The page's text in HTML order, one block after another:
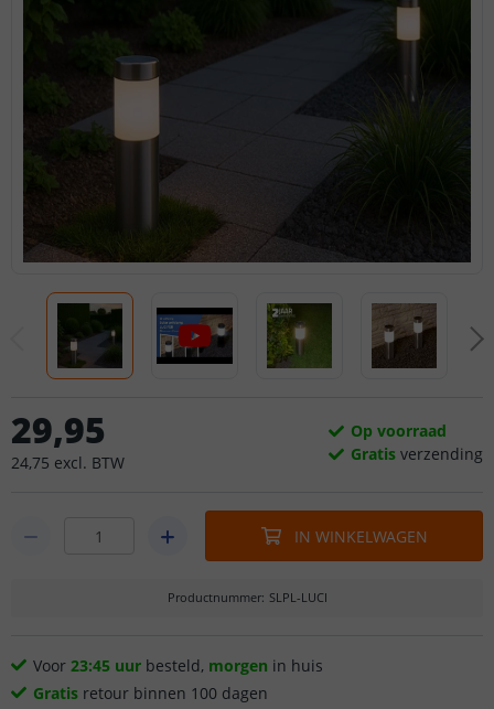
29,95
24,75 excl. BTW
Op voorraad
Gratis verzending
IN WINKELWAGEN
Productnummer: SLPL-LUCI
Voor 23:45 uur besteld, morgen in huis
Gratis retour binnen 100 dagen